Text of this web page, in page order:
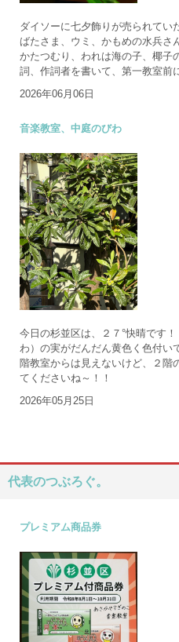
ダイソーに七夕飾りが売られてい
ばたさま、ウミ、かもめの水兵さ
かたつむり、われは海の子、椰子
詞、作詞者を書いて、第一教室前
2026年06月06日
音楽教室、中庭のびわ
今日の杉並区は、２７°快晴です
わ）の実がだんだん黄色く色付い
階教室からは見えないけど、２階
てくださいね～！！
2026年05月25日
代表のつぶろぐ。
プレミアム商品券